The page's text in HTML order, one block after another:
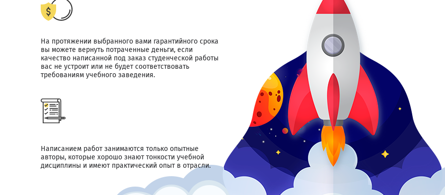
На протяжении выбранного вами гарантийного срока
вы можете вернуть потраченные деньги, если
качество написанной под заказ студенческой работы
вас не устроит или не будет соответствовать
требованиям учебного заведения.
Написанием работ занимаются только опытные
авторы, которые хорошо знают тонкости учебной
дисциплины и имеют практический опыт в отрасли.